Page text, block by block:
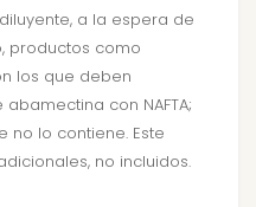
a la espera de
productos como
los que deben
con NAFTA;
no lo contiene. Este
no incluidos.